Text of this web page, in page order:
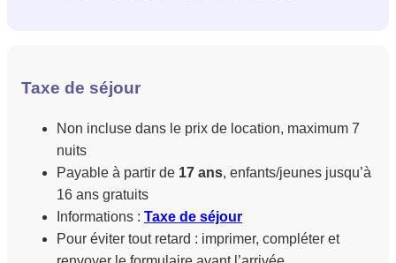
Taxe de séjour
Non incluse dans le prix de location, maximum 7
nuits
Payable à partir de 17 ans, enfants/jeunes jusqu’à
16 ans gratuits
Informations : Taxe de séjour
Pour éviter tout retard : imprimer, compléter et